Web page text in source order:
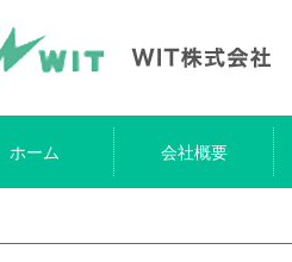
ホーム 会社概要